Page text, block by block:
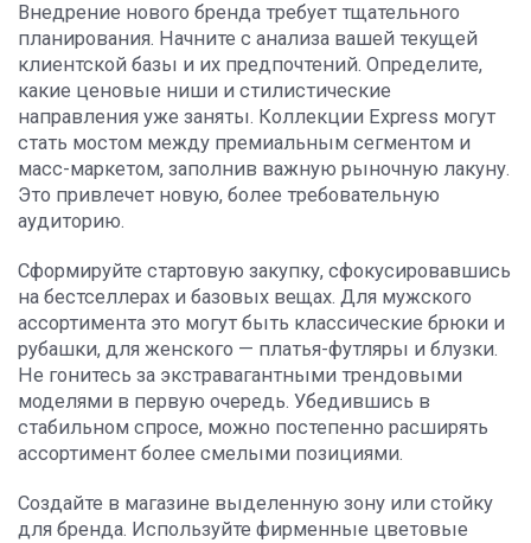
Внедрение нового бренда требует тщательного
планирования. Начните с анализа вашей текущей
клиентской базы и их предпочтений. Определите,
какие ценовые ниши и стилистические
направления уже заняты. Коллекции Express могут
стать мостом между премиальным сегментом и
масс-маркетом, заполнив важную рыночную лакуну.
Это привлечет новую, более требовательную
аудиторию.
Сформируйте стартовую закупку, сфокусировавшись
на бестселлерах и базовых вещах. Для мужского
ассортимента это могут быть классические брюки и
рубашки, для женского — платья-футляры и блузки.
Не гонитесь за экстравагантными трендовыми
моделями в первую очередь. Убедившись в
стабильном спросе, можно постепенно расширять
ассортимент более смелыми позициями.
Создайте в магазине выделенную зону или стойку
для бренда. Используйте фирменные цветовые